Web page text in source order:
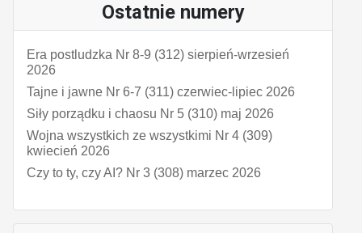
Ostatnie numery
Era postludzka Nr 8-9 (312) sierpień-wrzesień
2026
Tajne i jawne Nr 6-7 (311) czerwiec-lipiec 2026
Siły porządku i chaosu Nr 5 (310) maj 2026
Wojna wszystkich ze wszystkimi Nr 4 (309)
kwiecień 2026
Czy to ty, czy AI? Nr 3 (308) marzec 2026